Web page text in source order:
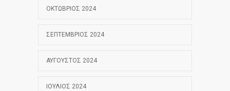
ΟΚΤΏΒΡΙΟΣ 2024
ΣΕΠΤΈΜΒΡΙΟΣ 2024
ΑΎΓΟΥΣΤΟΣ 2024
ΙΟΎΛΙΟΣ 2024